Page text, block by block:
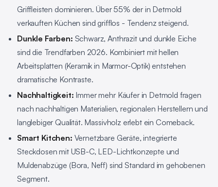
Griffleisten dominieren. Über 55% der in Detmold
verkauften Küchen sind grifflos - Tendenz steigend.
Dunkle Farben: Schwarz, Anthrazit und dunkle Eiche
sind die Trendfarben 2026. Kombiniert mit hellen
Arbeitsplatten (Keramik in Marmor-Optik) entstehen
dramatische Kontraste.
Nachhaltigkeit: Immer mehr Käufer in Detmold fragen
nach nachhaltigen Materialien, regionalen Herstellern und
langlebiger Qualität. Massivholz erlebt ein Comeback.
Smart Kitchen: Vernetzbare Geräte, integrierte
Steckdosen mit USB-C, LED-Lichtkonzepte und
Muldenabzüge (Bora, Neff) sind Standard im gehobenen
Segment.